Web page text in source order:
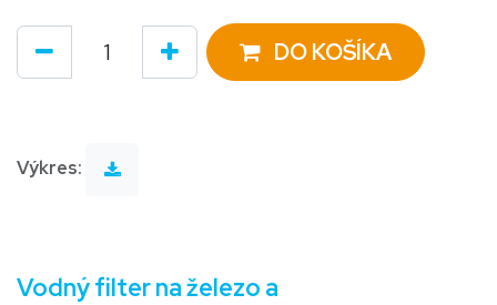
DO KOŠÍKA
Výkres:
Vodný filter na železo a